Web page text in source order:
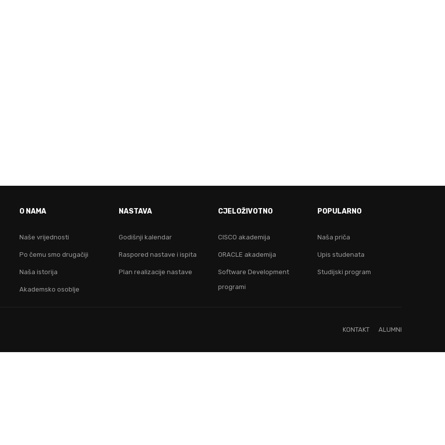
O NAMA
Naše vrijednosti
Po čemu smo drugačiji
Naša istorija
Akademsko osoblje
NASTAVA
Godišnji kalendar
Raspored nastave i ispita
Plan realizacije nastave
CJELOŽIVOTNO
CISCO akademija
ORACLE akademija
Software Development
programi
POPULARNO
Naša priča
Upis studenata
Studijski program
KONTAKT ALUMNI
JE FAKULTET ZA TEBE!